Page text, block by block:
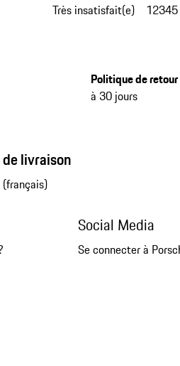
Très insatisfait(e) 12345
Politique de retour
à 30 jours
livraison
Social Media
Se connecter à